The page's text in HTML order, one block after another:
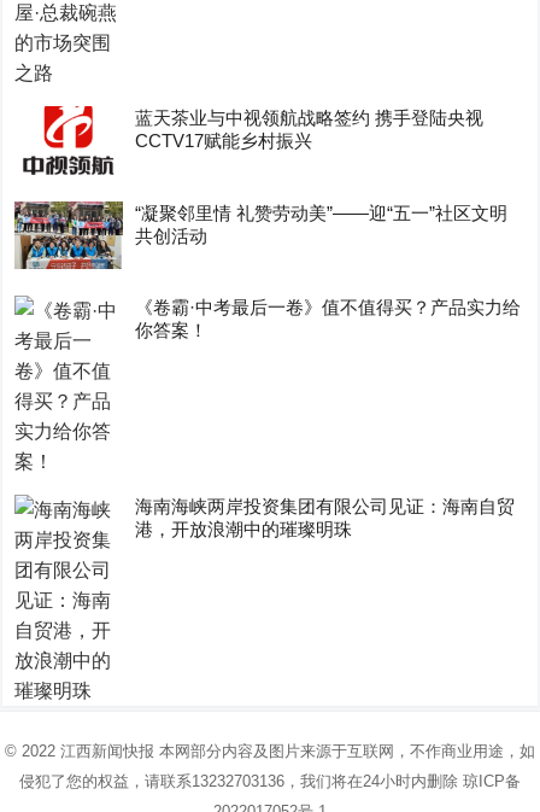
蓝天茶业与中视领航战略签约 携手登陆央视
CCTV17赋能乡村振兴
“凝聚邻里情 礼赞劳动美”——迎“五一”社区文明
共创活动
《卷霸·中考最后一卷》值不值得买？产品实力给
你答案！
海南海峡两岸投资集团有限公司见证：海南自贸
港，开放浪潮中的璀璨明珠
© 2022 江西新闻快报 本网部分内容及图片来源于互联网，不作商业用途，如
侵犯了您的权益，请联系13232703136，我们将在24小时内删除 琼ICP备